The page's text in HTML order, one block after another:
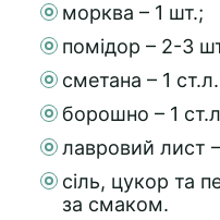
морква – 1 шт.;
помідор – 2-3
сметана – 1
борошно – 1
лавровий лист
сіль, цукор та
за смаком.